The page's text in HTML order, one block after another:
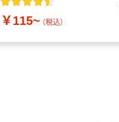
￥115~ （税込）